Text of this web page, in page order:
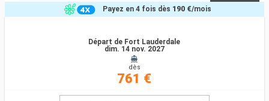
Départ de Fort Lauderdale
dim. 14 nov. 2027
dès
761 €
Payez en 4 fois dès 190 €/mois
Compagnies
Rechercher